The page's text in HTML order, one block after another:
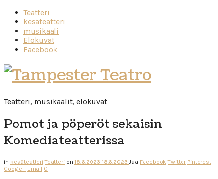
Teatteri
kesäteatteri
musikaali
Elokuvat
Facebook
Tampester
Teatro
Teatteri, musikaalit, elokuvat
Pomot ja pöperöt sekaisin
Komediateatterissa
in kesäteatteri Teatteri on 18.6.2023 18.6.2023 Jaa Facebook Twitter Pinterest
Google+ Email 0